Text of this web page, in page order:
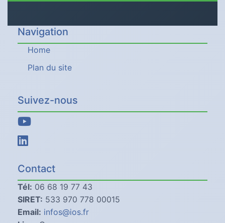
Navigation
Home
Plan du site
Suivez-nous
Contact
Tél: 06 68 19 77 43
SIRET: 533 970 778 00015
Email: infos@ios.fr